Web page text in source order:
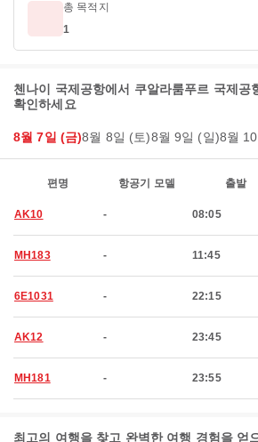
총 목적지
1
첸나이 국제공항에서 쿠알라룸푸르 국제공
확인하세요
8월 7일 (금)8월 8일 (토)8월 9일 (일)8월
편명 항공기 모델 출발
AK10 - 08:05
MH183 - 11:45
6E1031 - 22:15
AK12 - 23:45
MH181 - 23:55
최고의 여행을 찾고 완벽한 여행 경험을 얻